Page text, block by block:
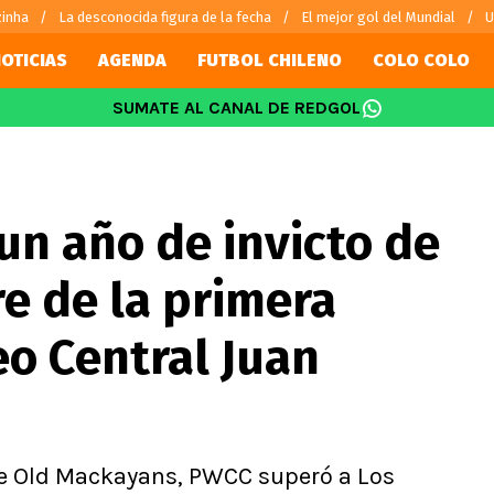
La desconocida figura de la fecha El mejor gol del Mundial
por el mundo
Fútbol Argentino
Fútbol Brasileño
Conference
Ligue 1
AGENDA FUTBOL CHILENO COLO COLO
SUMATE AL CANAL DE REDGOL
año de invicto de
de la primera
Central Juan
Mackayans, PWCC superó a Los